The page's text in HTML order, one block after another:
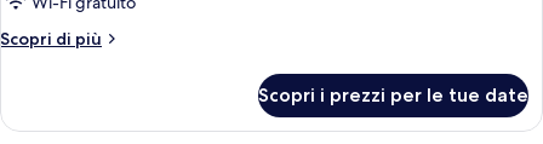
queen
Scopri di più
Altri
Executive,
Scopri i prezzi per le tue date